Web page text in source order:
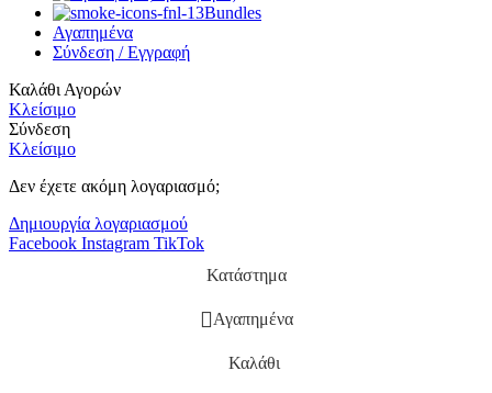
Bundles
Αγαπημένα
Σύνδεση / Εγγραφή
Καλάθι Αγορών
Κλείσιμο
Σύνδεση
Κλείσιμο
Δεν έχετε ακόμη λογαριασμό;
Δημιουργία λογαριασμού
Facebook Instagram TikTok
Κατάστημα
Αγαπημένα
Καλάθι